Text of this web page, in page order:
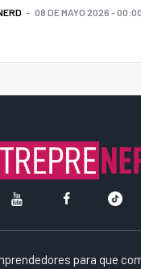
08 DE MAYO 2026 - 00:00
para que